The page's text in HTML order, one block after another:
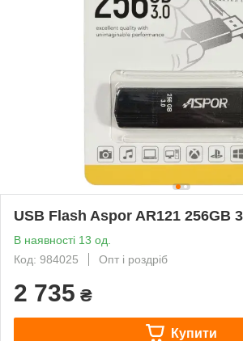
USB Flash Aspor AR121 256GB
В наявності 13 од.
Код: 984025
Опт і роздріб
2 735 ₴
Купити